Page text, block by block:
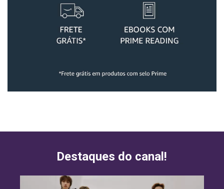
Destaques do canal!